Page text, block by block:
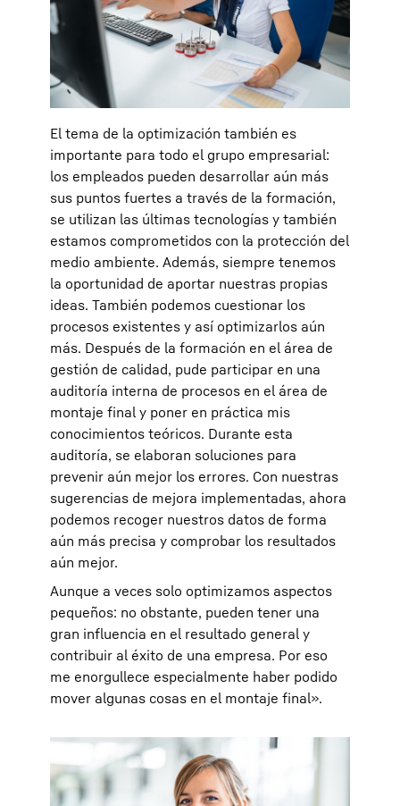
El tema de la optimización también es
importante para todo el grupo empresarial:
los empleados pueden desarrollar aún más
sus puntos fuertes a través de la formación,
se utilizan las últimas tecnologías y también
estamos comprometidos con la protección del
medio ambiente. Además, siempre tenemos
la oportunidad de aportar nuestras propias
ideas. También podemos cuestionar los
procesos existentes y así optimizarlos aún
más. Después de la formación en el área de
gestión de calidad, pude participar en una
auditoría interna de procesos en el área de
montaje final y poner en práctica mis
conocimientos teóricos. Durante esta
auditoría, se elaboran soluciones para
prevenir aún mejor los errores. Con nuestras
sugerencias de mejora implementadas, ahora
podemos recoger nuestros datos de forma
aún más precisa y comprobar los resultados
aún mejor.
Aunque a veces solo optimizamos aspectos
pequeños: no obstante, pueden tener una
gran influencia en el resultado general y
contribuir al éxito de una empresa. Por eso
me enorgullece especialmente haber podido
mover algunas cosas en el montaje final».